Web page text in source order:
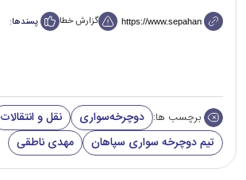
گزارش خطا پسندها:
برچسب ها: دوچرخه‌سواری
نقل و انتقالات
تیم دوچرخه سواری سپاهان
مهدی ناطقی